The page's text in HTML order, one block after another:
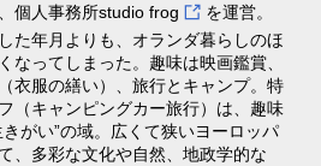
個人事務所studio frog
を運営。
た年月よりも、オランダ暮らしのほ
なってしまった。趣味は映画鑑賞、
衣服の繕い）、旅行とキャンプ。特
（キャンピングカー旅行）は、趣味
きがい”の域。広くて狭いヨーロッパ
、多彩な文化や自然、地政学的な